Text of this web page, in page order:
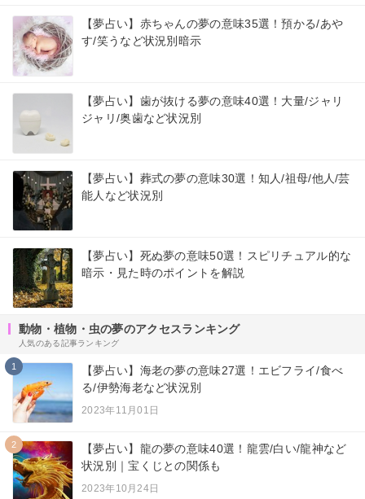
【夢占い】赤ちゃんの夢の意味35選！預かる/あや
す/笑うなど状況別暗示
【夢占い】歯が抜ける夢の意味40選！大量/ジャリ
ジャリ/奥歯など状況別
【夢占い】葬式の夢の意味30選！知人/祖母/他人/芸
能人など状況別
【夢占い】死ぬ夢の意味50選！スピリチュアル的な
暗示・見た時のポイントを解説
動物・植物・虫の夢のアクセスランキング
人気のある記事ランキング
1
【夢占い】海老の夢の意味27選！エビフライ/食べ
る/伊勢海老など状況別
2023年11月01日
2
【夢占い】龍の夢の意味40選！龍雲/白い/龍神など
状況別｜宝くじとの関係も
2023年10月24日